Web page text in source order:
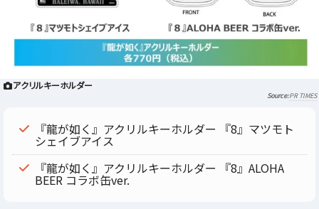
アクリルキーホルダー
PR TIMES
『龍が如く』アクリルキーホルダー 『8』マツモト
シェイブアイス
『龍が如く』アクリルキーホルダー 『8』ALOHA
BEER コラボ缶ver.